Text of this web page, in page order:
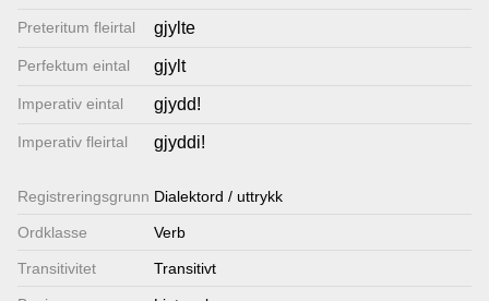
Preteritum fleirtal gjylte
Perfektum eintal gjylt
Imperativ eintal gjydd!
Imperativ fleirtal gjyddi!
Registrerings­grunn Dialektord / uttrykk
Ordklasse Verb
Transitivitet Transitivt